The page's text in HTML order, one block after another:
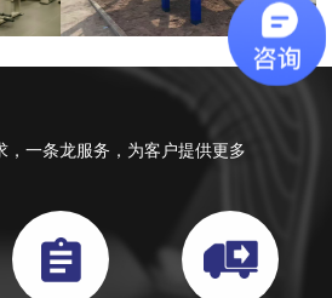
，一条龙服务，为客户提供更多